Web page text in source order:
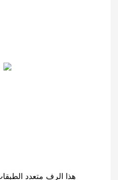
هذا الرف متعدد